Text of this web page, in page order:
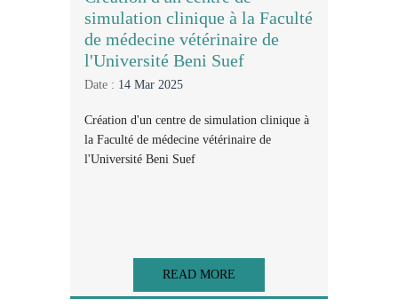
simulation clinique à la Faculté
de médecine vétérinaire de
l'Université Beni Suef
Date : 14 Mar 2025
Création d'un centre de simulation clinique à
la Faculté de médecine vétérinaire de
l'Université Beni Suef
READ MORE